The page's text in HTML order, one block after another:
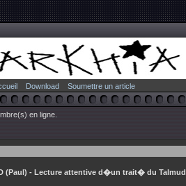
Download Soumettre un article
en ligne.
(Paul) - Lecture attentive d�un trait� du Talmud